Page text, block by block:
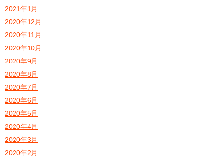
2021年1月
2020年12月
2020年11月
2020年10月
2020年9月
2020年8月
2020年7月
2020年6月
2020年5月
2020年4月
2020年3月
2020年2月